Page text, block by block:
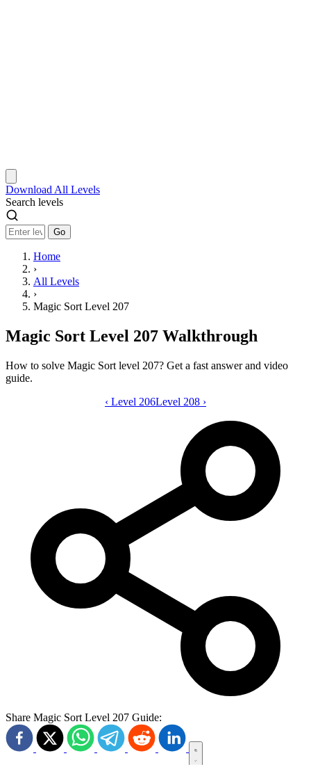
Download All Levels
Search levels
Go
Home
›
All Levels
›
Magic Sort Level 207
Magic Sort Level 207 Walkthrough
How to solve Magic Sort level 207? Get a fast answer and video
guide.
Magic Sort level 207 video guide
‹ Level 206Level 208 ›
Share Magic Sort Level 207 Guide: